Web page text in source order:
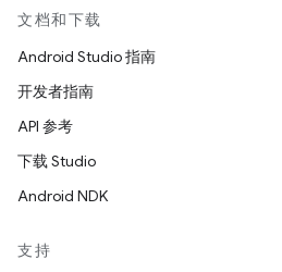
文档和下载
Android Studio 指南
开发者指南
API 参考
下载 Studio
Android NDK
支持